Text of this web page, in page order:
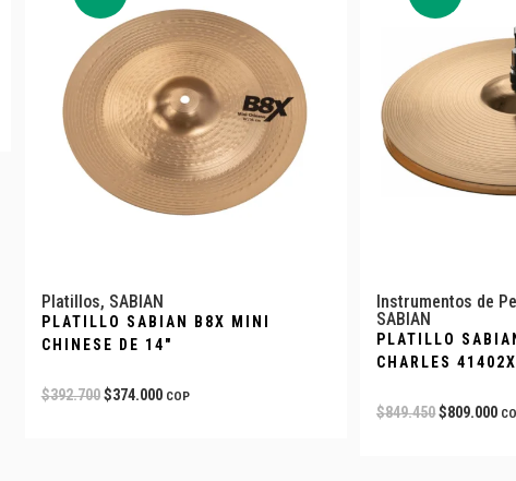
Platillos, SABIAN
PLATILLO SABIAN B8X MINI
CHINESE DE 14″
$392.700$374.000 COP
Instrumentos de
SABIAN
PLATILLO
CHARLES 41402X
$849.450$809.000